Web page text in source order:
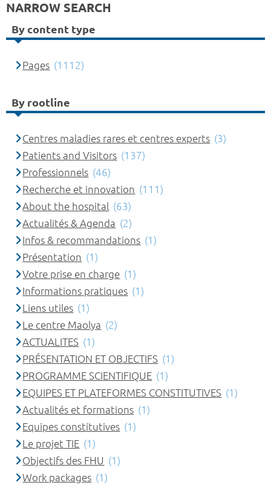
NARROW SEARCH
By content type
Pages (1112)
By rootline
Centres maladies rares et centres experts (3)
Patients and Visitors (137)
Professionnels (46)
Recherche et innovation (111)
About the hospital (63)
Actualités & Agenda (2)
Infos & recommandations (1)
Présentation (1)
Votre prise en charge (1)
Informations pratiques (1)
Liens utiles (1)
Le centre Maolya (2)
ACTUALITES (1)
PRÉSENTATION ET OBJECTIFS (1)
PROGRAMME SCIENTIFIQUE (1)
EQUIPES ET PLATEFORMES CONSTITUTIVES (1)
Actualités et formations (1)
Equipes constitutives (1)
Le projet TIE (1)
Objectifs des FHU (1)
Work packages (1)